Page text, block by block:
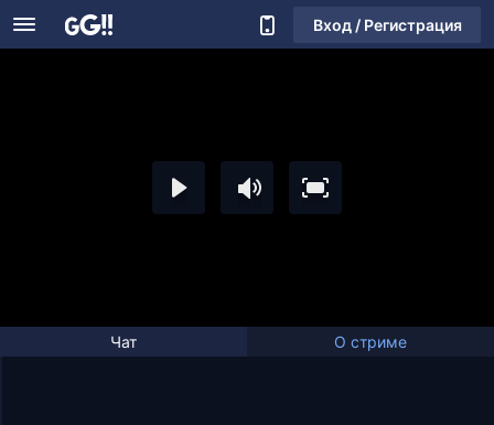
Вход / Регистрация
Чат О стриме